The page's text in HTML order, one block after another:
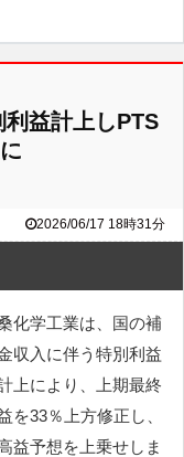
t
利益計上しPTS
2026/06/17 18時31分
化学工業は、国の補
収入に伴う特別利益
上により、上期最終
を33％上方修正し、
益予想を上乗せしま